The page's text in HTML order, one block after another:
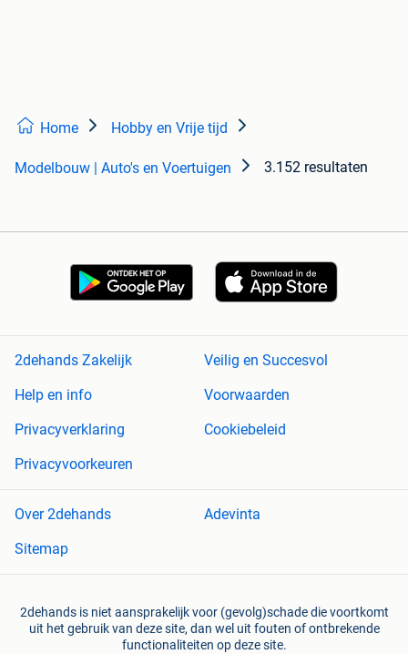
Home Hobby en Vrije tijd
Modelbouw | Auto's en Voertuigen 3.152 resultaten
2dehands Zakelijk
Veilig en Succesvol
Help en info
Voorwaarden
Privacyverklaring
Cookiebeleid
Privacyvoorkeuren
Over 2dehands
Adevinta
Sitemap
2dehands is niet aansprakelijk voor (gevolg)schade die voortkomt
uit het gebruik van deze site, dan wel uit fouten of ontbrekende
functionaliteiten op deze site.